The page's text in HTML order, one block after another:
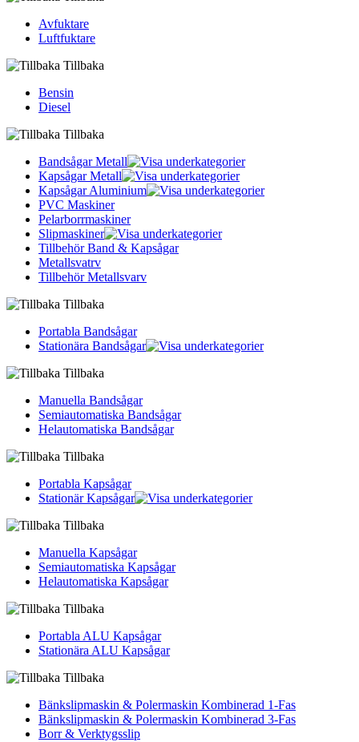
Avfuktare
Luftfuktare
Tillbaka
Bensin
Diesel
Tillbaka
Bandsågar Metall
Kapsågar Metall
Kapsågar Aluminium
PVC Maskiner
Pelarborrmaskiner
Slipmaskiner
Tillbehör Band & Kapsågar
Metallsvatrv
Tillbehör Metallsvarv
Tillbaka
Portabla Bandsågar
Stationära Bandsågar
Tillbaka
Manuella Bandsågar
Semiautomatiska Bandsågar
Helautomatiska Bandsågar
Tillbaka
Portabla Kapsågar
Stationär Kapsågar
Tillbaka
Manuella Kapsågar
Semiautomatiska Kapsågar
Helautomatiska Kapsågar
Tillbaka
Portabla ALU Kapsågar
Stationära ALU Kapsågar
Tillbaka
Bänkslipmaskin & Polermaskin Kombinerad 1-Fas
Bänkslipmaskin & Polermaskin Kombinerad 3-Fas
Borr & Verktygsslip